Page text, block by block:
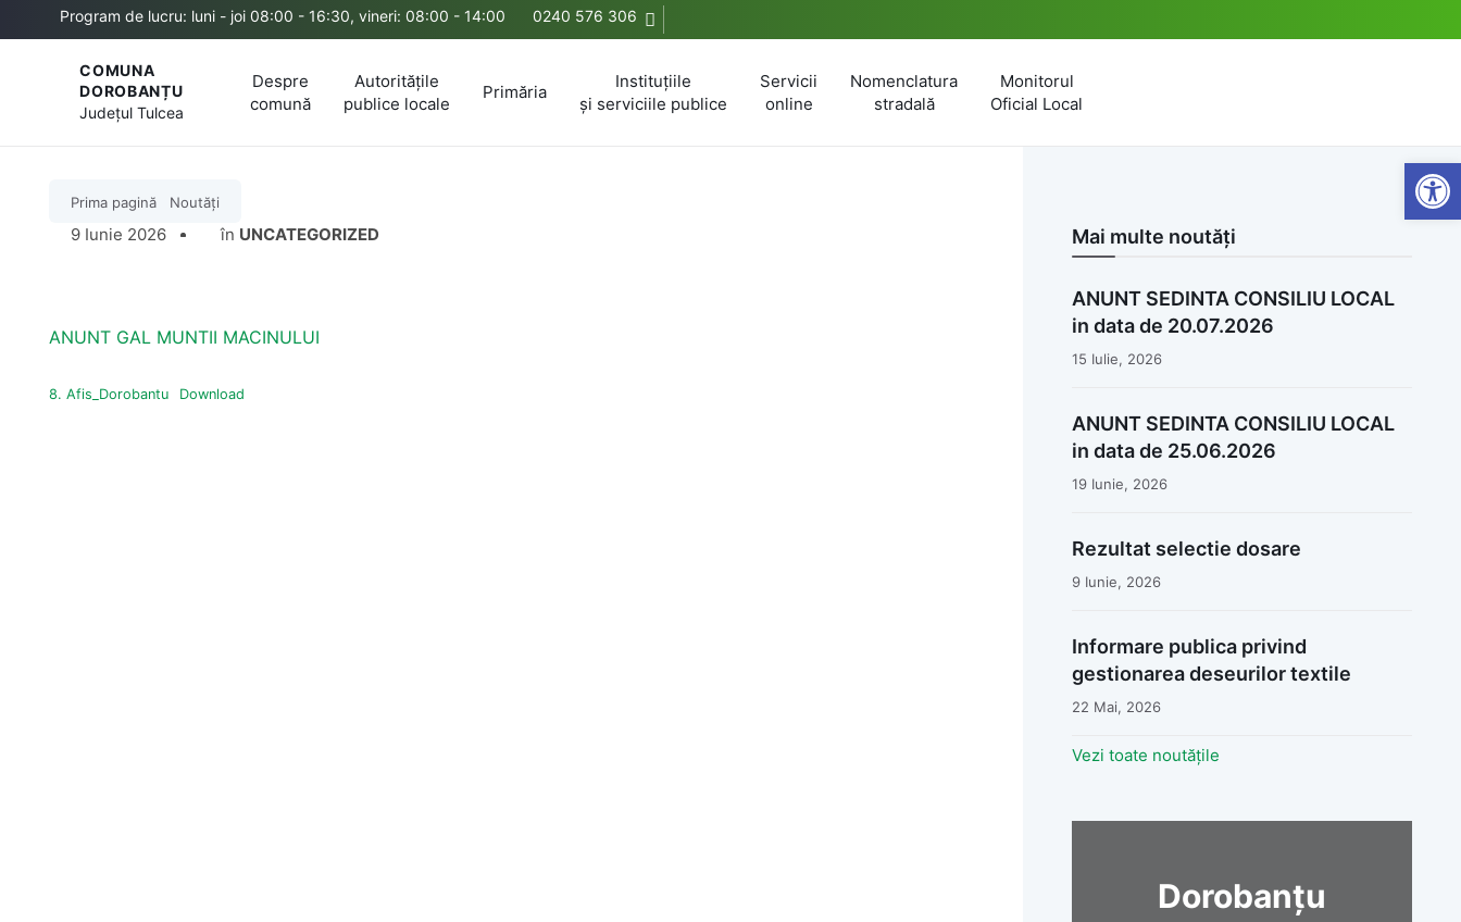
Program de lucru: luni - joi 08:00 - 16:30, vineri: 08:00 - 14:00 0240 576 306
COMUNA
DOROBANȚU
JudețulTulcea
Despre
comună
Autoritățile
publice locale
Primăria
Instituțiile
și serviciile publice
Servicii
online
Nomenclatura
stradală
Monitorul
Oficial Local
Prima pagină Noutăți
9 Iunie 2026 în UNCATEGORIZED
ANUNT GAL MUNTII MACINULUI
8. Afis_Dorobantu Download
Mai multe noutăți
ANUNT SEDINTA CONSILIU LOCAL
in data de 20.07.2026
15 Iulie, 2026
ANUNT SEDINTA CONSILIU LOCAL
in data de 25.06.2026
19 Iunie, 2026
Rezultat selectie dosare
9 Iunie, 2026
Informare publica privind
gestionarea deseurilor textile
22 Mai, 2026
Vezi toate noutățile
Dorobanțu